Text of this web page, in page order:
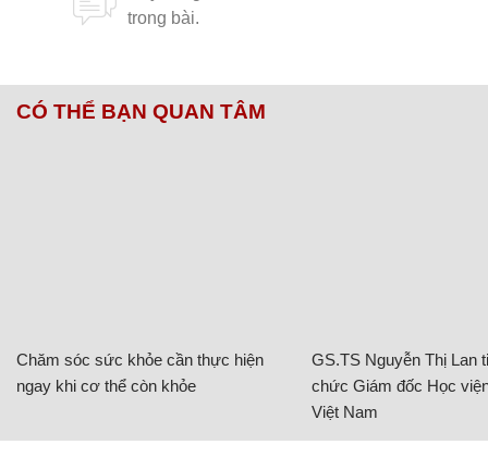
CÓ THỂ BẠN QUAN TÂM
Chăm sóc sức khỏe cần thực hiện
ngay khi cơ thể còn khỏe
GS.TS Nguyễn Thị Lan
chức Giám đốc Học
Việt Nam